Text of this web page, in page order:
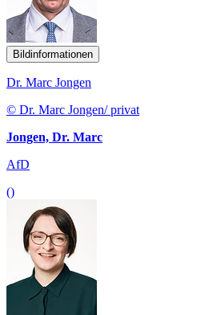
Bildinformationen
Dr. Marc Jongen
© Dr. Marc Jongen/ privat
Jongen, Dr. Marc
AfD
()